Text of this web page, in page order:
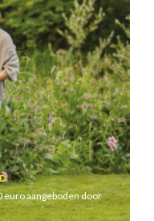
euro aangeboden door